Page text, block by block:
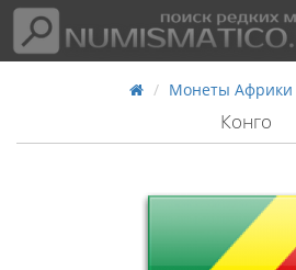
Монеты Африки
Конго